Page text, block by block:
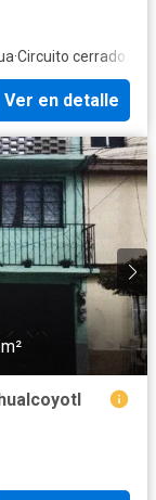
·Circuito cerrado de
Ver en detalle